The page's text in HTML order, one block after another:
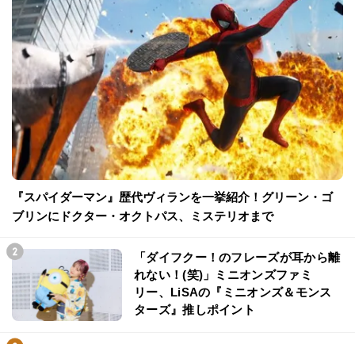
『スパイダーマン』歴代ヴィランを一挙紹介！グリーン・ゴ
ブリンにドクター・オクトパス、ミステリオまで
「ダイフクー！のフレーズが耳から離
れない！(笑)」ミニオンズファミ
リー、LiSAの『ミニオンズ＆モンス
ターズ』推しポイント